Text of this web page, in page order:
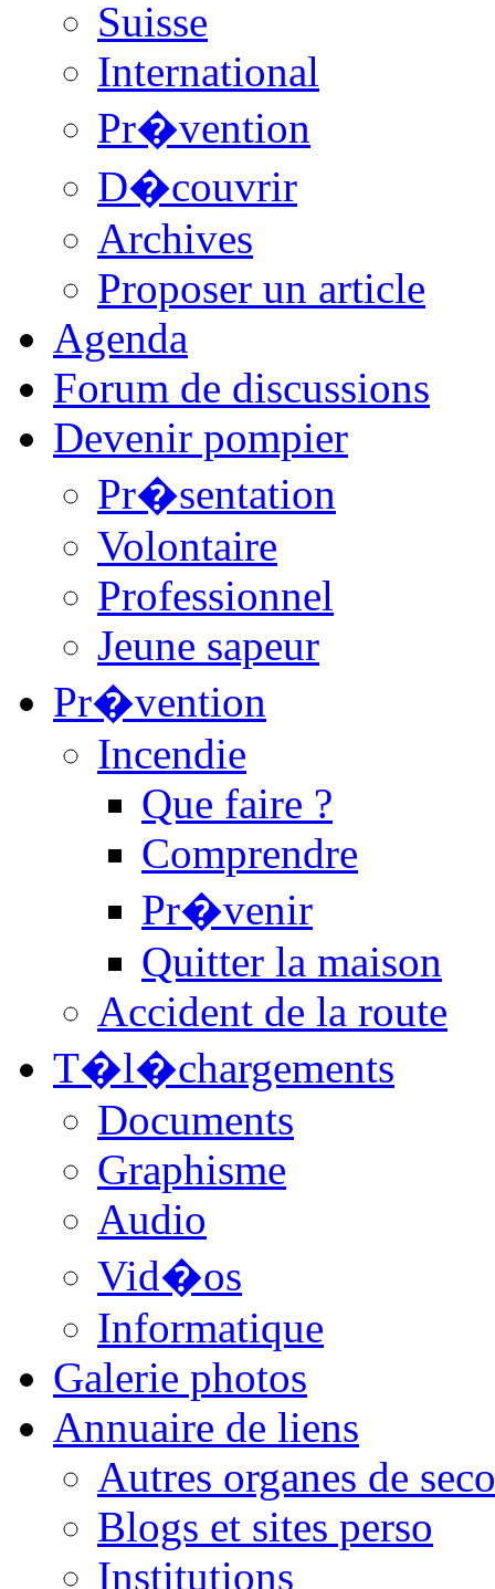
Suisse
International
Pr�vention
D�couvrir
Archives
Proposer un article
Agenda
Forum de discussions
Devenir pompier
Pr�sentation
Volontaire
Professionnel
Jeune sapeur
Pr�vention
Incendie
Que faire ?
Comprendre
Pr�venir
Quitter la maison
Accident de la route
T�l�chargements
Documents
Graphisme
Audio
Vid�os
Informatique
Galerie photos
Annuaire de liens
Autres organes de
Blogs et sites perso
Institutions